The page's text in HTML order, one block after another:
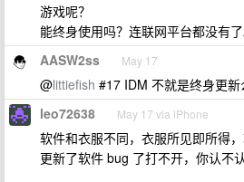
游戏呢？
能终身使用吗？连联网平台都没有了
AASW2ss May 17
@littiefish #17 IDM 不就是终身更
leo72638 May 17 via iPhone
软件和衣服不同，衣服所见即所得
更新了软件 bug 了打不开，你认不认